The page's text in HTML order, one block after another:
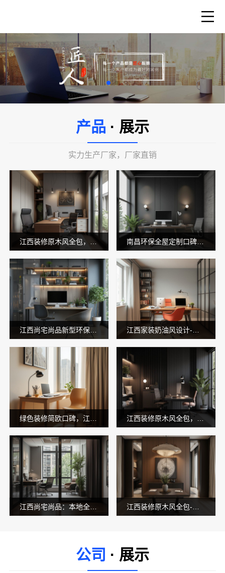
产品 · 展示
实力生产厂家，厂家直销
江西装修原木风全包，江西尚宅尚品新型环保材料有限公司省心无忧装修
江西尚宅尚品新型环保材料有限公司：本地环保全屋定制施工队
江西尚宅尚品：本地全屋定制简欧套餐详解
公司 · 展示